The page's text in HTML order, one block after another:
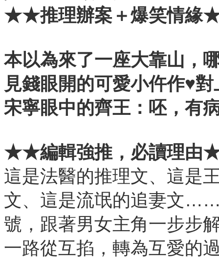
★★推理辦案＋爆笑情緣
本以為來了一座大靠山，
見錢眼開的可愛小仵作♥對
宋寧眼中的齊王：呸，有
★★編輯強推，必讀理
這是法醫的推理文、這是
文、這是流氓的追妻文
號，跟著男女主角一步步
一路從互掐，轉為互愛的